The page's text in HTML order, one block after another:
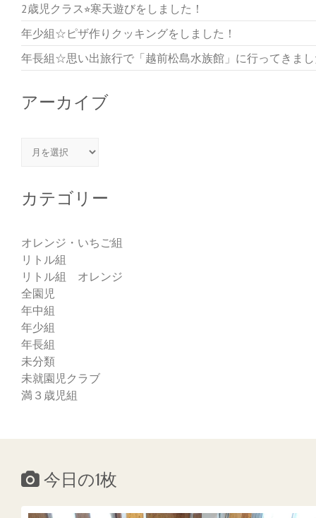
2歳児クラス⭐︎寒天遊びをしました！
年少組☆ピザ作りクッキングをしました！
年長組☆思い出旅行で「越前松島水族館」に行ってきま
アーカイブ
アーカイブ
カテゴリー
オレンジ・いちご組
リトル組
リトル組 オレンジ
全園児
年中組
年少組
年長組
未分類
未就園児クラブ
満３歳児組
今日の1枚